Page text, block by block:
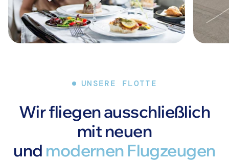
UNSERE FLOTTE
Wir fliegen ausschließlich
mit neuen
und modernen Flugzeugen